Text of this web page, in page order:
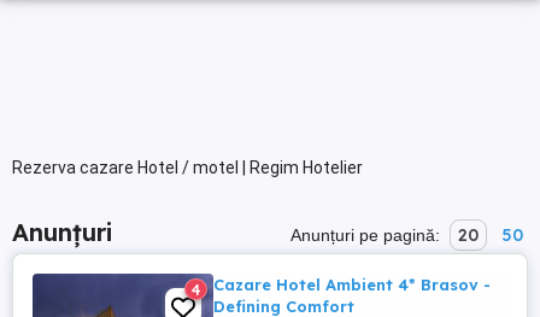
Rezerva cazare Hotel / motel | Regim Hotelier
Anunțuri Anunțuri pe pagină: 20 50
4
Cazare Hotel Ambient 4* Brasov -
Defining Comfort